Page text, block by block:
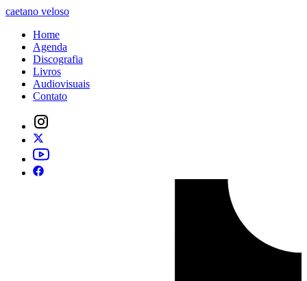
caetano veloso
Home
Agenda
Discografia
Livros
Audiovisuais
Contato